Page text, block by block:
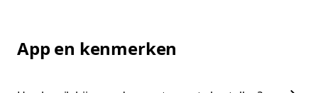
App en kenmerken